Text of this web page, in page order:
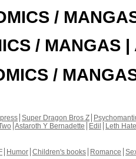
/
/ MANGAS |
/
Super Dragon Bros Z
Astaroth Y Bernadette Edil
Leth Hate
Humor Children's books Romance